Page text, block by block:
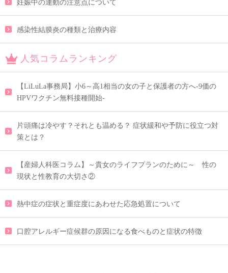
妊娠中の運動の注意点について
感染性結膜炎の種類と治療内容
人気コラムランキング
【LiLuLa事務局】小6～高1相当の女の子と保護者の方へ-9価の
HPVワクチン無料接種開始-
片頭痛は冷やす？それとも温める？ 症状緩和や予防に役立つ対
策とは？
【産婦人科医コラム】～貴女のライフプランのために～ 性の
現状と性教育の大切さ②
熱中症の症状と重症度にあわせた応急処置について
口腔アレルギー症候群の原因になる食べものと症状の特徴